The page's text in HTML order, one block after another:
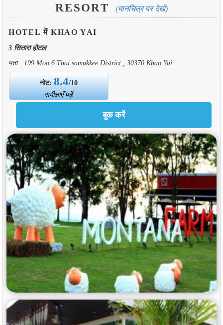
RESORT
(मानचित्र पर देखें)
HOTEL में KHAO YAI
3 सितारा होटल
पता : 199 Moo.6 Thai samukkee District., 30370 Khao Yai
नोट: 8.4/10
समीक्षाएँ पढ़ें